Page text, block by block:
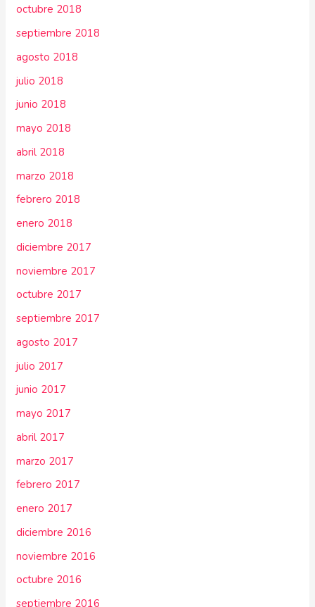
octubre 2018
septiembre 2018
agosto 2018
julio 2018
junio 2018
mayo 2018
abril 2018
marzo 2018
febrero 2018
enero 2018
diciembre 2017
noviembre 2017
octubre 2017
septiembre 2017
agosto 2017
julio 2017
junio 2017
mayo 2017
abril 2017
marzo 2017
febrero 2017
enero 2017
diciembre 2016
noviembre 2016
octubre 2016
septiembre 2016